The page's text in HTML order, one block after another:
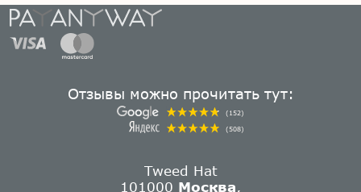
Отзывы можно прочитать тут:
(152)
(508)
Tweed Hat
101000 Москва